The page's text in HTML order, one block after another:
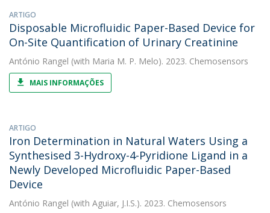
ARTIGO
Disposable Microfluidic Paper-Based Device for
On-Site Quantification of Urinary Creatinine
António Rangel (with Maria M. P. Melo). 2023. Chemosensors
MAIS INFORMAÇÕES
ARTIGO
Iron Determination in Natural Waters Using a
Synthesised 3-Hydroxy-4-Pyridione Ligand in a
Newly Developed Microfluidic Paper-Based
Device
António Rangel (with Aguiar, J.I.S.). 2023. Chemosensors